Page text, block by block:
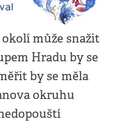
může snažit
Hradu by se
by se měla
okruhu